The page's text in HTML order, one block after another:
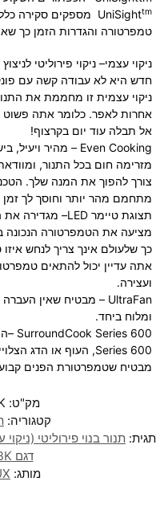
UniSighttm
מספקים סקירה
טמפרטורה והגדרות הזמן כך
ניקוי עצמי– ניקוי פירוליטי
חדש היא לא עבודה קשה עם
ניקוי עצמית זו מחממת את
אחרות לאפר. כלומר אתה פשוט
אל תבלה עוד יום בקרצוף!
Even Cooking
–
מזרימה חום בכל התנור,
צורך להפוך את המנה שלך.
מתחמם מהר יותר וחוסך לך זמן
תצוגת טיימר LED
מציעה את הטמפרטורה הנכונה
כך שלעולם אינך צריך לנחש
אתה עדיין יכול להתאים
ועצירה.
UltraFan – מבטיח שאין
ומלוח ביחד.
SurroundCook Series 600
–
Series 600, העוף או הדג
מבטיח שטמפרטורת הפנים
מק"ט:
קטגוריה:
תגית:
דגם KOFDP46BK
מותג: